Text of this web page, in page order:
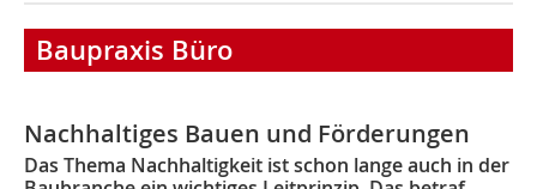
Baupraxis Büro
Nachhaltiges Bauen und ­Förderungen
Das Thema Nachhaltigkeit ist schon lange auch in der